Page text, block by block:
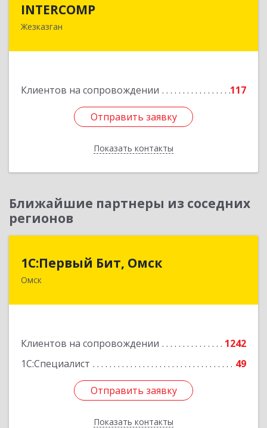
INTERCOMP
Жезказган
Клиентов на сопровождении 117
Отправить заявку
Показать контакты
100600, Республика Казахстан, Карагандинская
Отправить заявку
Назад
Ближайшие партнеры из соседних
регионов
1С:Первый Бит, Омск
Омск
Клиентов на сопровождении
1242
1С:Специалист
49
Отправить заявку
Показать контакты
644099, Омская обл, Омск г, Гагарина ул, дом №
Отправить заявку
Назад